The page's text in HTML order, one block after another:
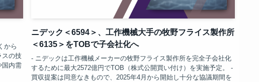
から
スの技
国内需
ニデック＜6594＞、工作機械大手の牧野フライス製作所
＜6135＞をTOBで子会社化へ
- ニデックは工作機械メーカーの牧野フライス製作所を完全子会社化
するために最大2572億円でTOB（株式公開買い付け）を実施予定。 -
買収提案は同意なきもので、2025年4月から開始し十分な協議期間を